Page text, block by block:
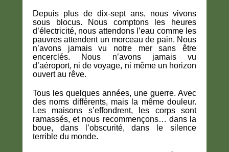
Depuis plus de dix-sept ans, nous vivons
sous blocus. Nous comptons les heures
d’électricité, nous attendons l’eau comme les
pauvres attendent un morceau de pain. Nous
n’avons jamais vu notre mer sans être
encerclés. Nous n’avons jamais vu
d’aéroport, ni de voyage, ni même un horizon
ouvert au rêve.
Tous les quelques années, une guerre. Avec
des noms différents, mais la même douleur.
Les maisons s’effondrent, les corps sont
ramassés, et nous recommençons… dans la
boue, dans l’obscurité, dans le silence
terrible du monde.